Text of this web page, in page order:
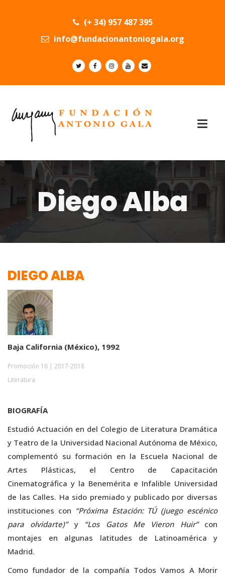
(+ 34) 957 487 395
info@fundacionantoniogala.org
Diego Alba
DIEGO ALBA
Baja California (México), 1992
Promoción 16 | 2017-2018
Literatura
BIOGRAFÍA
Estudió Actuación en del Colegio de Literatura Dramática
y Teatro de la Universidad Nacional Autónoma de México,
complementó su formación en la Escuela Nacional de
Artes Plásticas, el Centro de Capacitación
Cinematográfica y la Benemérita e Infalible Universidad
de las Calles. Ha sido premiado y publicado por diversas
instituciones con “Próxima Estación: TÚ (juego escénico
para olvidarte)”y “Los Gatos Me Vieron Huir”con
montajes en algunas latitudes de Latinoamérica y
Madrid.
Como fundador de la compañía Todos Vamos A Morir